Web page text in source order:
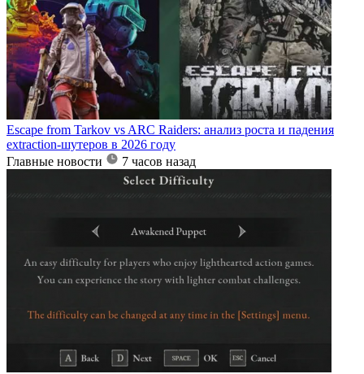
Escape from Tarkov vs ARC Raiders: анализ роста и падения
extraction-шутеров в 2026 году
Главные новости
7 часов назад